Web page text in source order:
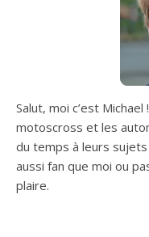
Salut, moi c’est
motoscross et les
du temps à leurs sujets
aussi fan que moi ou
plaire.